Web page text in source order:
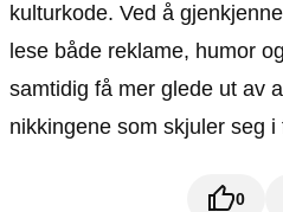
kulturkode. Ved å
lese både reklame, humor
samtidig få mer glede ut av
nikkingene som skjuler seg i
0